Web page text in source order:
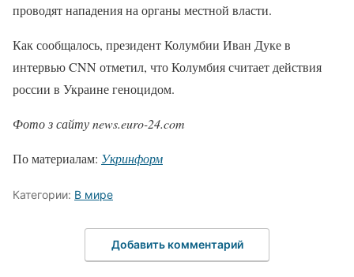
проводят нападения на органы местной власти.
Как сообщалось, президент Колумбии Иван Дуке в
интервью CNN отметил, что Колумбия считает действия
россии в Украине геноцидом.
Фото з сайту news.euro-24.com
По материалам: Укринформ
Категории: В мире
Добавить комментарий